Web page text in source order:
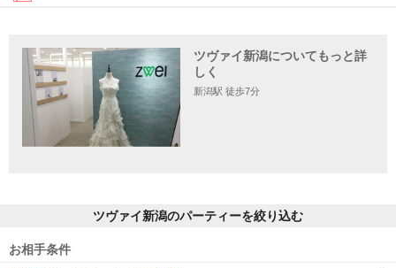
住所
〒950-0088 新潟県新潟市中央区万代1-4-33 損保ジャパン・新潟セン
トラルビル3階『ツヴァイ会場』
ツヴァイ新潟についてもっと詳
しく
新潟駅 徒歩7分
ツヴァイ新潟のパーティーを絞り込む
お相手条件